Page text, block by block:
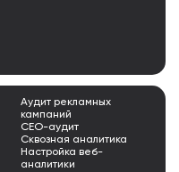
Аудит рекламных
кампаний
СЕО-аудит
Сквозная аналитика
Настройка веб-
аналитики